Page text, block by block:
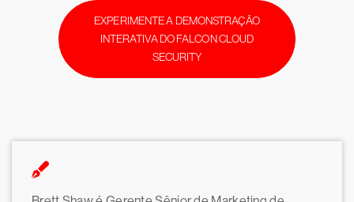
EXPERIMENTE A DEMONSTRAÇÃO
INTERATIVA DO FALCON CLOUD
SECURITY